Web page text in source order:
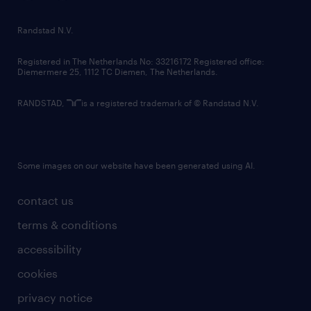
randstad innovation fund
country websites
contact us
terms & conditions
accessibility
cookies
privacy notice
Randstad N.V.
Registered in The Netherlands No: 33216172 Registered office:
Diemermere 25, 1112 TC Diemen, The Netherlands.
RANDSTAD, is a registered trademark of © Randstad N.V.
Some images on our website have been generated using AI.